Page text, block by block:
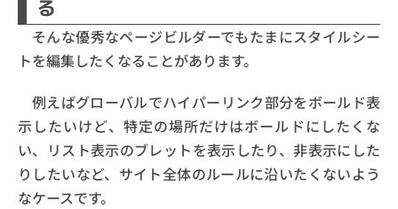
る
そんな優秀なページビルダーでもたまにスタイルシー
トを編集したくなることがあります。
例えばグローバルでハイパーリンク部分をボールド表
示したいけど、特定の場所だけはボールドにしたくな
い、リスト表示のブレットを表示したり、非表示にした
りしたいなど、サイト全体のルールに沿いたくないよう
なケースです。